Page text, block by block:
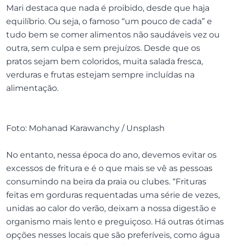
Mari destaca que nada é proibido, desde que haja
equilíbrio. Ou seja, o famoso “um pouco de cada” e
tudo bem se comer alimentos não saudáveis vez ou
outra, sem culpa e sem prejuízos. Desde que os
pratos sejam bem coloridos, muita salada fresca,
verduras e frutas estejam sempre incluídas na
alimentação.
Foto: Mohanad Karawanchy / Unsplash
No entanto, nessa época do ano, devemos evitar os
excessos de fritura e é o que mais se vê as pessoas
consumindo na beira da praia ou clubes. “Frituras
feitas em gorduras requentadas uma série de vezes,
unidas ao calor do verão, deixam a nossa digestão e
organismo mais lento e preguiçoso. Há outras ótimas
opções nesses locais que são preferíveis, como água